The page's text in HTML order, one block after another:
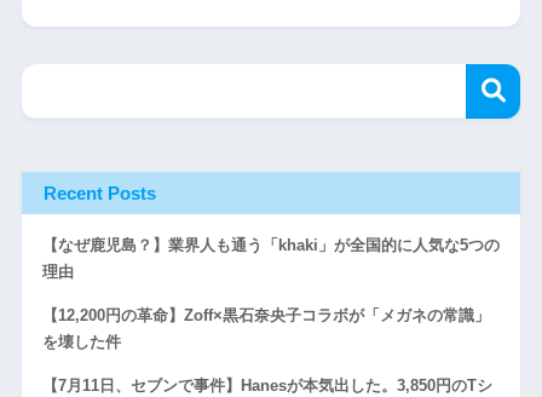
Recent Posts
【なぜ鹿児島？】業界人も通う「khaki」が全国的に人気な5つの
理由
【12,200円の革命】Zoff×黒石奈央子コラボが「メガネの常識」
を壊した件
【7月11日、セブンで事件】Hanesが本気出した。3,850円のTシ